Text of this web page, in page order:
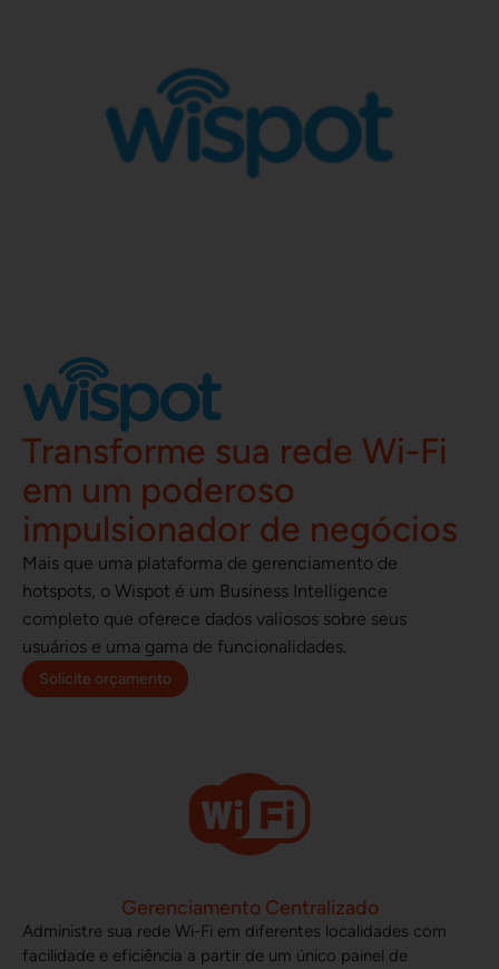
Transforme sua rede Wi-Fi
em um poderoso
impulsionador de negócios
Mais que uma plataforma de gerenciamento de
hotspots, o Wispot é um Business Intelligence
completo que oferece dados valiosos sobre seus
usuários e uma gama de funcionalidades.
Solicite orçamento
Gerenciamento Centralizado
Administre sua rede Wi-Fi em diferentes localidades com
facilidade e eficiência a partir de um único painel de